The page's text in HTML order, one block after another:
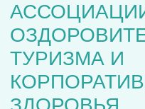
ТУРИЗМА И